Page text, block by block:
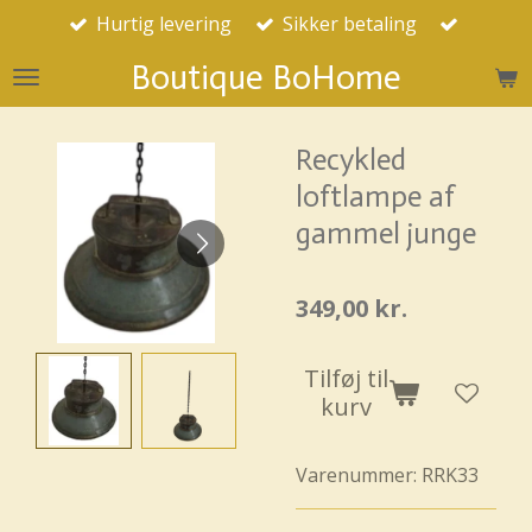
Spring
hovedindhold Boutique BoHome
Hurtig levering Sikker betaling
Recykled
loftlampe af
gammel junge
349,00 kr.
Tilføj til
kurv
Varenummer: RRK33